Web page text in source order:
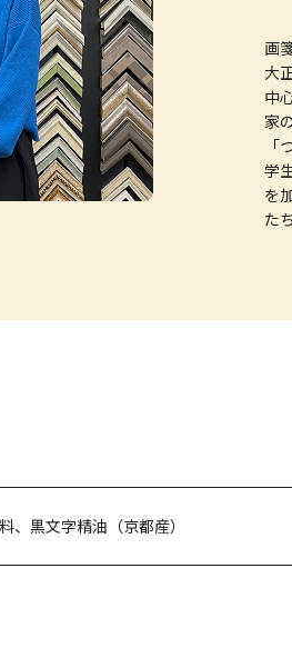
画
大
中
家
学
を
た
黒文字精油（京都産）